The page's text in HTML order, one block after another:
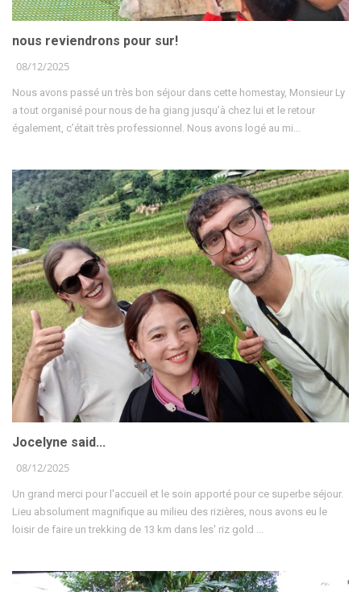
nous reviendrons pour sur!
08/12/2025
Nous avons passé un très bon séjour dans cette homestay, Monsieur Ly
a tout organisé pour nous de ha giang jusqu’à chez lui et le retour
également, c’était très professionnel. Nous avons logé au mi...
Jocelyne said...
08/12/2025
Un grand merci pour l'accueil et le soin apporté pour ce superbe séjour.
Lieu absolument magnifique au milieu des rizières, nous avons eu le
loisir de faire un trekking de 13 km dans les' riz gold ...